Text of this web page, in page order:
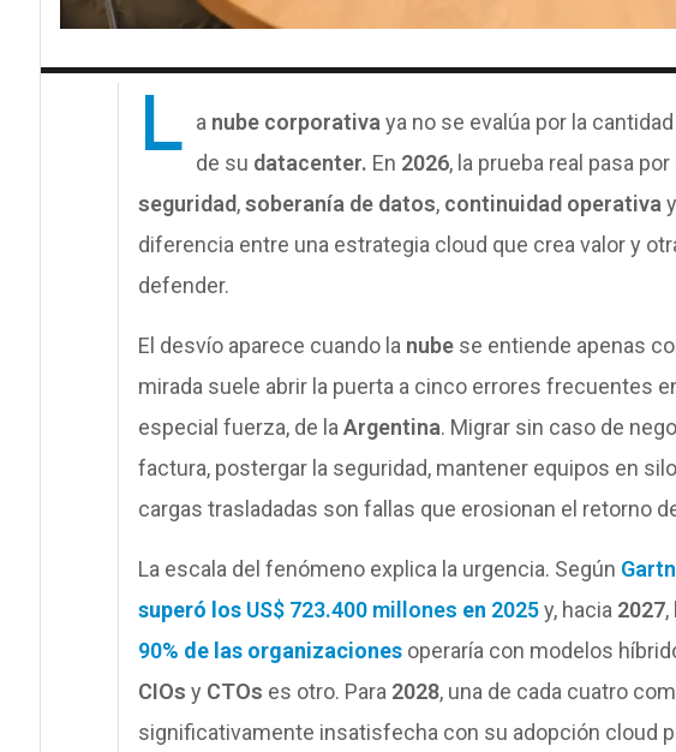
L a nube corporativa ya no se evalúa por la
de su datacenter. En 2026, la prueba real pasa
seguridad,soberanía de datos, continuidad operativa
diferencia entre una estrategia cloud que crea valor y
defender.
El desvío aparece cuando la nubese entiende apenas
mirada suele abrir la puerta a cinco errores frecuentes
especial fuerza, de la Argentina. Migrar sin caso de
factura, postergar la seguridad, mantener equipos en
cargas trasladadas son fallas que erosionan el retorno
La escala del fenómeno explica la urgencia. Según
superó los US$ 723.400 millones en 2025 y, hacia 2027,
90% de las organizacionesoperaría con modelos
CIOs y CTOs es otro. Para 2028, una de cada cuatro
significativamente insatisfecha con su adopción cloud